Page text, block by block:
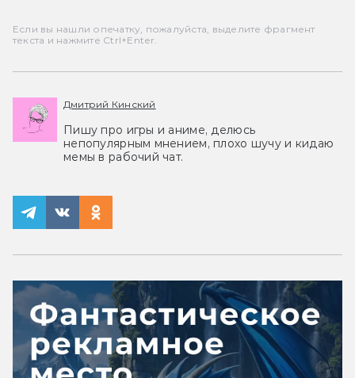
Если вы нашли опечатку, пожалуйста, выделите фрагмент
текста и нажмите Ctrl+Enter.
Дмитрий Кинский
Пишу про игры и аниме, делюсь
непопулярным мнением, плохо шучу и кидаю
мемы в рабочий чат.